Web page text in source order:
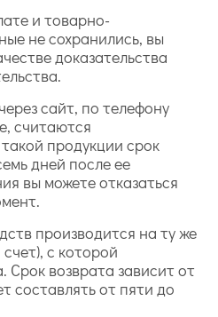
и товарно-
не сохранились, вы
доказательства
сайт, по телефону
считаются
продукции срок
дней после ее
вы можете отказаться
производится на ту же
с которой
Срок возврата зависит от
составлять от пяти до